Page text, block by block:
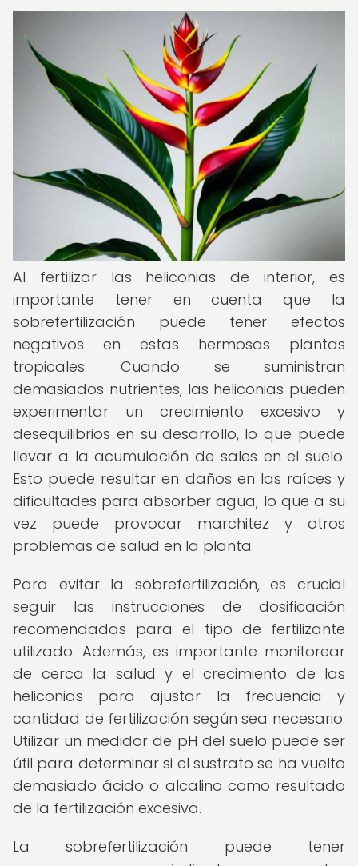
Al fertilizar las heliconias de interior, es
importante tener en cuenta que la
sobrefertilización puede tener efectos
negativos en estas hermosas plantas
tropicales. Cuando se suministran
demasiados nutrientes, las heliconias pueden
experimentar un crecimiento excesivo y
desequilibrios en su desarrollo, lo que puede
llevar a la acumulación de sales en el suelo.
Esto puede resultar en daños en las raíces y
dificultades para absorber agua, lo que a su
vez puede provocar marchitez y otros
problemas de salud en la planta.
Para evitar la sobrefertilización, es crucial
seguir las instrucciones de dosificación
recomendadas para el tipo de fertilizante
utilizado. Además, es importante monitorear
de cerca la salud y el crecimiento de las
heliconias para ajustar la frecuencia y
cantidad de fertilización según sea necesario.
Utilizar un medidor de pH del suelo puede ser
útil para determinar si el sustrato se ha vuelto
demasiado ácido o alcalino como resultado
de la fertilización excesiva.
La sobrefertilización puede tener